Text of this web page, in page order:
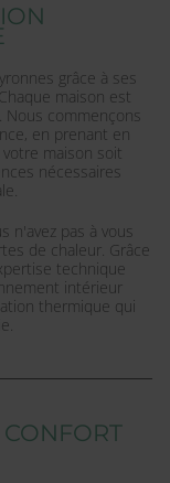
grâce à ses
. Chaque maison est
commençons
en prenant en
maison soit
nécessaires
n'avez pas à vous
de chaleur. Grâce
technique
intérieur
thermique qui